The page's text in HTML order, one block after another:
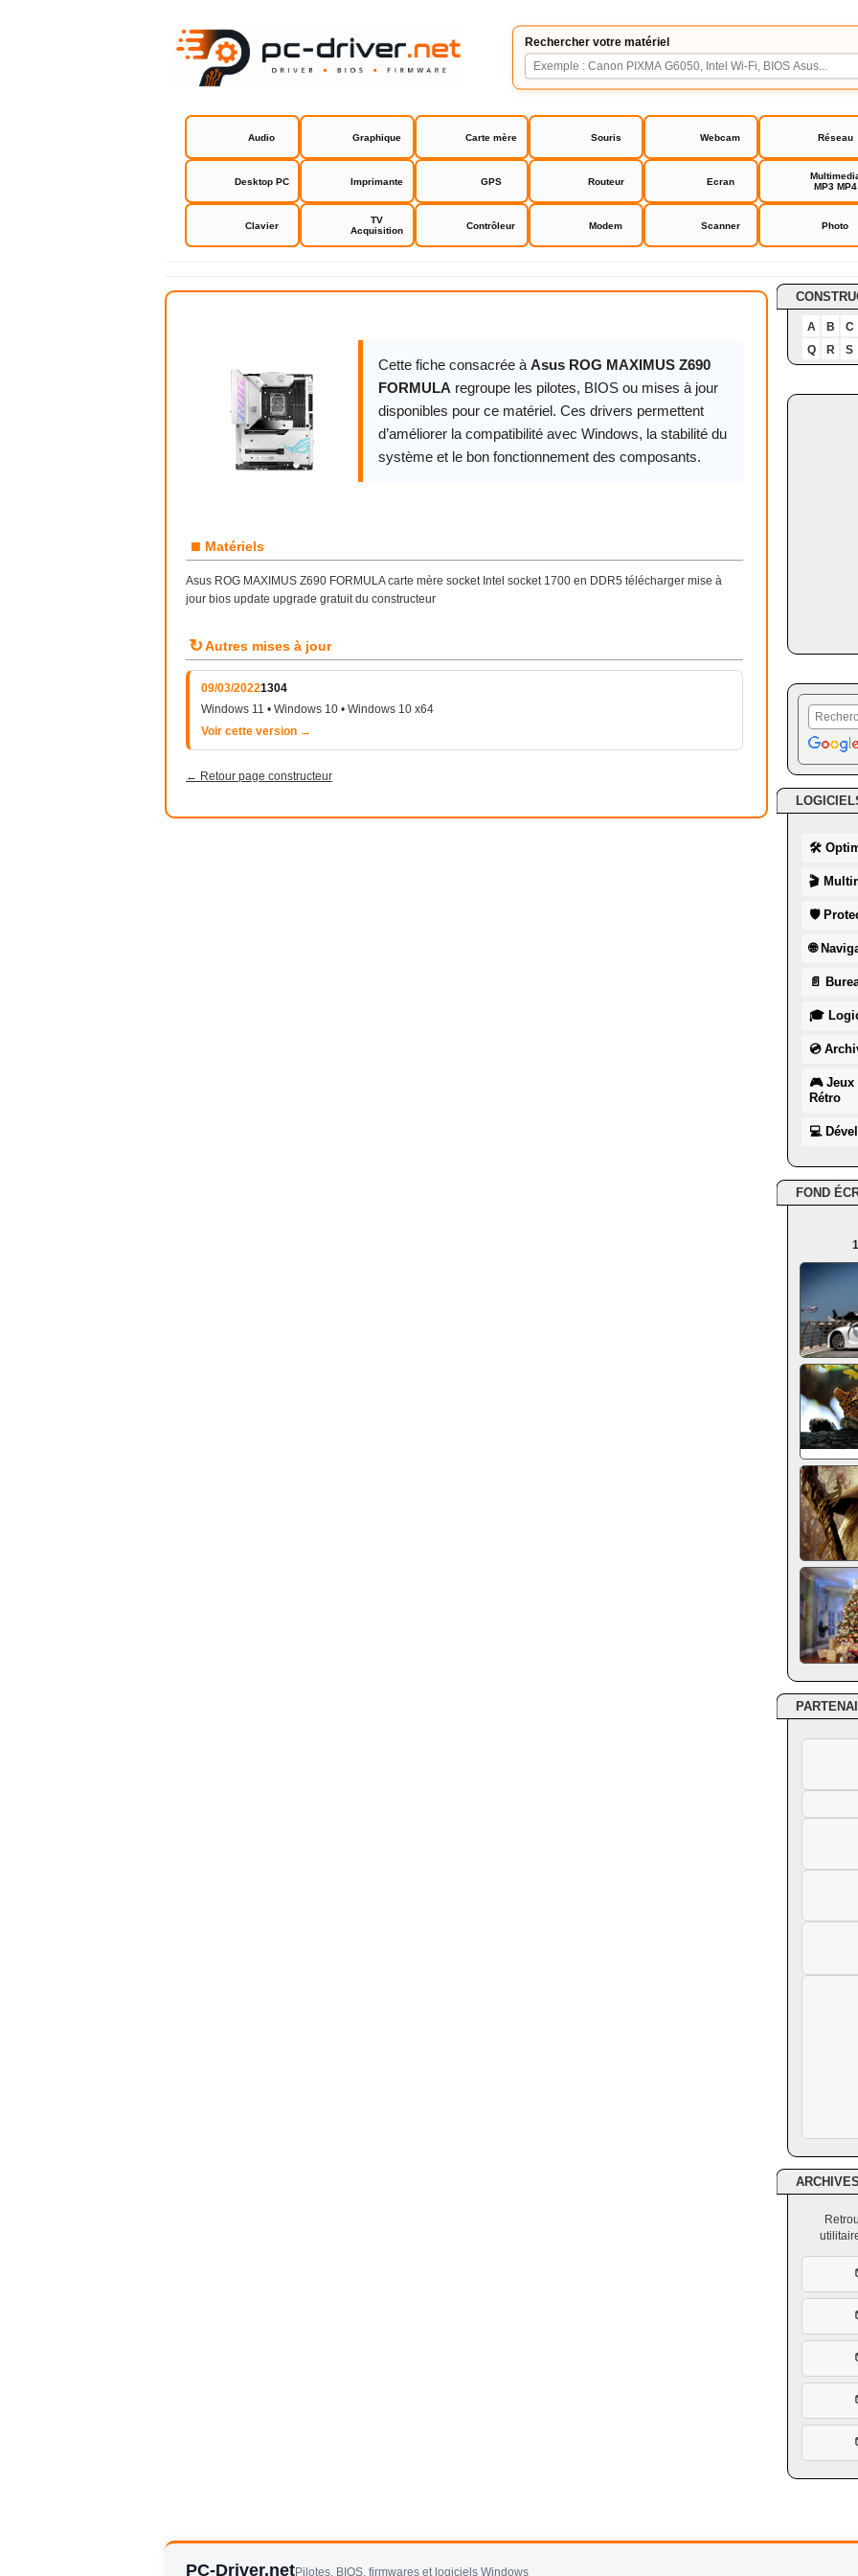
Rechercher votre matériel
Audio Graphique Carte mère Souris Webcam Réseau
Desktop PC Imprimante GPS Routeur Ecran
MP3 MP4
Clavier
TV
Acquisition
Contrôleur Modem Scanner Photo
Asus ROG MAXIMUS Z690 FORMULA
Cette fiche consacrée à Asus ROG MAXIMUS Z690
FORMULA regroupe les pilotes, BIOS ou mises à jour
disponibles pour ce matériel. Ces drivers permettent
d’améliorer la compatibilité avec Windows, la stabilité du
système et le bon fonctionnement des composants.
■ Matériels
Asus ROG MAXIMUS Z690 FORMULA carte mère socket Intel socket 1700 en DDR5 télécharger mise à
jour bios update upgrade gratuit du constructeur
↻Autres mises à jour
09/03/20221304
Windows 11 • Windows 10 • Windows 10 x64
Voir cette version →
← Retour page constructeur
A B
C
Q
R S
🛠
🎬
🛡
🌐
📄
🎓
💿
🎮 Jeux
Rétro
💻
FOND
PC-Driver.netPilotes, BIOS, firmwares et logiciels Windows